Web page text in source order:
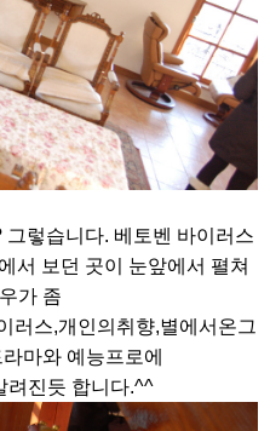
렇습니다. 베토벤 바이러스
서 보던 곳이 눈앞에서 펼쳐
가 좀
러스,개인의취향,별에서온그
마와 예능프로에
려진듯 합니다.^^